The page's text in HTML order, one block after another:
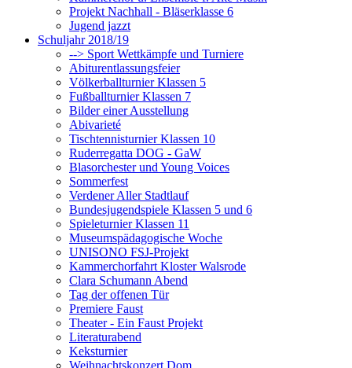
Projekt Nachhall - Bläserklasse 6
Jugend jazzt
Schuljahr 2018/19
--> Sport Wettkämpfe und Turniere
Abiturentlassungsfeier
Völkerballturnier Klassen 5
Fußballturnier Klassen 7
Bilder einer Ausstellung
Abivarieté
Tischtennisturnier Klassen 10
Ruderregatta DOG - GaW
Blasorchester und Young Voices
Sommerfest
Verdener Aller Stadtlauf
Bundesjugendspiele Klassen 5 und 6
Spieleturnier Klassen 11
Museumspädagogische Woche
UNISONO FSJ-Projekt
Kammerchorfahrt Kloster Walsrode
Clara Schumann Abend
Tag der offenen Tür
Premiere Faust
Theater - Ein Faust Projekt
Literaturabend
Keksturnier